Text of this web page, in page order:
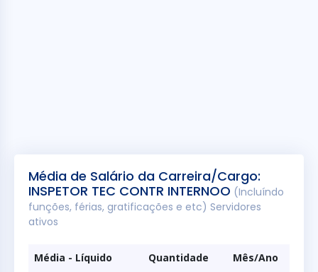
Média de Salário da Carreira/Cargo:
INSPETOR TEC CONTR INTERNOO (Incluíndo
funções, férias, gratificações e etc) Servidores
ativos
Média - Líquido Quantidade
Mês/Ano